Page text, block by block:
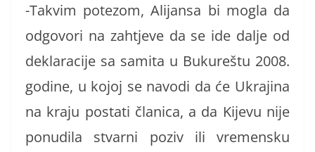
-Takvim potezom, Alijansa bi mogla da
odgovori na zahtjeve da se ide dalje od
deklaracije sa samita u Bukureštu 2008.
godine, u kojoj se navodi da će Ukrajina
na kraju postati članica, a da Kijevu nije
ponudila stvarni poziv ili vremensku